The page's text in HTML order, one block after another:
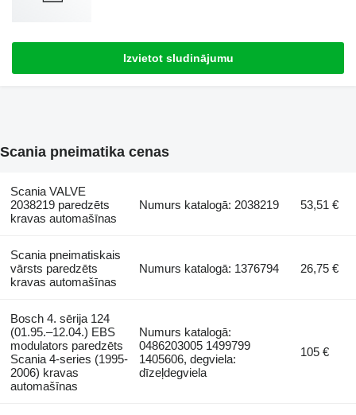
Izvietot sludinājumu
Scania pneimatika cenas
Scania VALVE
2038219 paredzēts
kravas automašīnas
Numurs katalogā: 2038219 53,51 €
Scania pneimatiskais
vārsts paredzēts
kravas automašīnas
Numurs katalogā: 1376794 26,75 €
Bosch 4. sērija 124
(01.95.–12.04.) EBS
modulators paredzēts
Scania 4-series (1995-
2006) kravas
automašīnas
Numurs katalogā:
0486203005 1499799
1405606, degviela:
dīzeļdegviela
105 €